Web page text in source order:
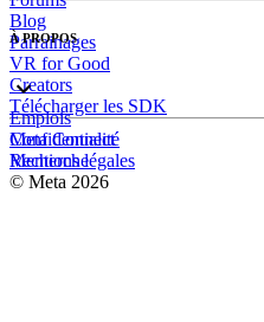
Blog
Parrainages
VR for Good
Creators
Télécharger les SDK
À PROPOS
Emplois
Meta Connect
Recherche
Confidentialité
Mentions légales
© Meta 2026